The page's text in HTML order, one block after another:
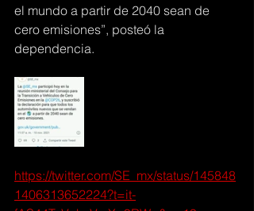
el mundo a partir de 2040 sean de
cero emisiones”, posteó la
dependencia.
https://twitter.com/SE_mx/status/145848
1406313652224?t=it-